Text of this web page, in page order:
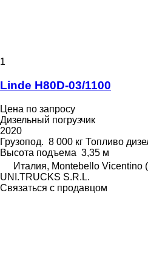
1
Linde H80D-03/1100
Цена по запросу
Дизельный погрузчик
2020
Грузопод. 8 000 кг Топливо
Высота подъема 3,35 м
Италия, Montebello Vicentino
UNI.TRUCKS S.R.L.
Связаться с продавцом